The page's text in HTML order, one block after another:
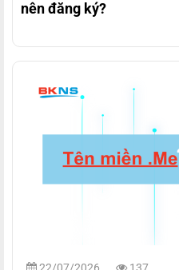
nên đăng ký?